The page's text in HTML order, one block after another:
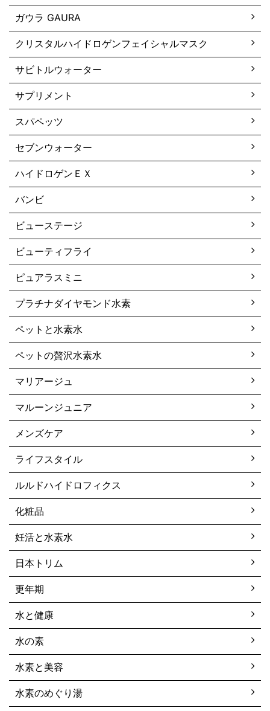
ガウラ GAURA
クリスタルハイドロゲンフェイシャルマスク
サビトルウォーター
サプリメント
スパペッツ
セブンウォーター
ハイドロゲンＥＸ
バンビ
ビューステージ
ビューティフライ
ピュアラスミニ
プラチナダイヤモンド水素
ペットと水素水
ペットの贅沢水素水
マリアージュ
マルーンジュニア
メンズケア
ライフスタイル
ルルドハイドロフィクス
化粧品
妊活と水素水
日本トリム
更年期
水と健康
水の素
水素と美容
水素のめぐり湯